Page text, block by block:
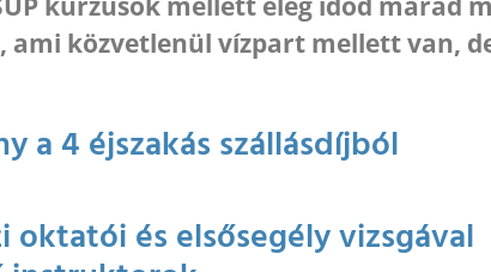
ami közvetlenül vízpart mellett van,
a 4 éjszakás szállásdíjból
oktatói és elsősegély vizsgával